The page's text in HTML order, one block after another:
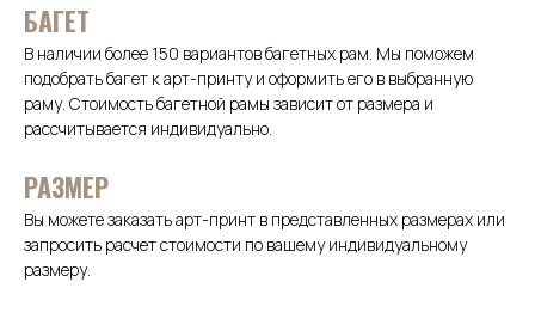
БАГЕТ
В наличии более 150 вариантов багетных рам. Мы поможем
подобрать багет к арт-принту и оформить его в выбранную
раму. Стоимость багетной рамы зависит от размера и
рассчитывается индивидуально.
РАЗМЕР
Вы можете заказать арт-принт в представленных размерах или
запросить расчет стоимости по вашему индивидуальному
размеру.